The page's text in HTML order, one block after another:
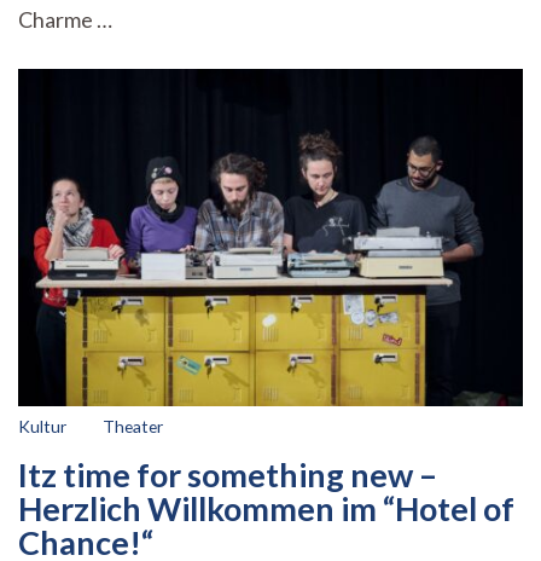
Charme …
Kultur Theater
Itz time for something new –
Herzlich Willkommen im “Hotel of
Chance!“